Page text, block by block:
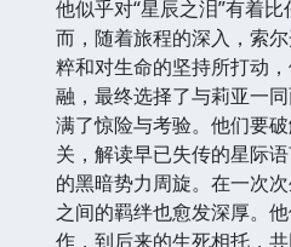
他似乎对“星辰之泪”有着
而，随着旅程的深入，索
粹和对生命的坚持所打动
融，最终选择了与莉亚一
满了惊险与考验。他们要
关，解读早已失传的星际
的黑暗势力周旋。在一次
之间的羁绊也愈发深厚。
作，到后来的生死相托，共